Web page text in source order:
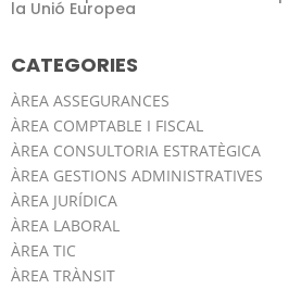
la Unió Europea
CATEGORIES
ÀREA ASSEGURANCES
ÀREA COMPTABLE I FISCAL
ÀREA CONSULTORIA ESTRATÈGICA
ÀREA GESTIONS ADMINISTRATIVES
ÀREA JURÍDICA
ÀREA LABORAL
ÀREA TIC
ÀREA TRÀNSIT